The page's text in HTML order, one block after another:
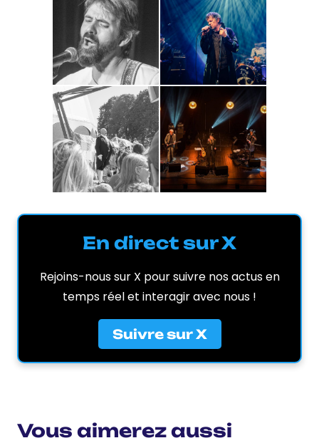
En direct sur X
Rejoins-nous sur X pour suivre nos actus en
temps réel et interagir avec nous !
Suivre sur X
Vous aimerez aussi